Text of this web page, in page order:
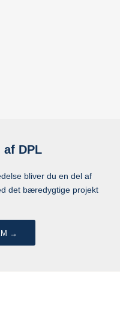
DPL
bliver du en del af
det bæredygtige projekt
→